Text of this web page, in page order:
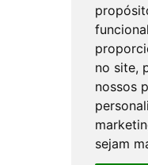
no site,
nossos
sejam